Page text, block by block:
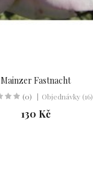
Mainzer Fastnacht
(0) Objednávky (16)
130 Kč